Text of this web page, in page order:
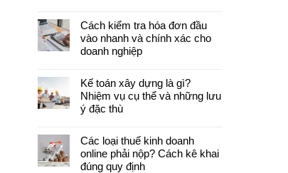
Cách kiểm tra hóa đơn đầu
vào nhanh và chính xác cho
doanh nghiệp
Kế toán xây dựng là gì?
Nhiệm vụ cụ thể và những lưu
ý đặc thù
Các loại thuế kinh doanh
online phải nộp? Cách kê khai
đúng quy định